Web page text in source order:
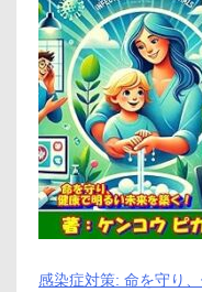
感染症対策: 命を守り